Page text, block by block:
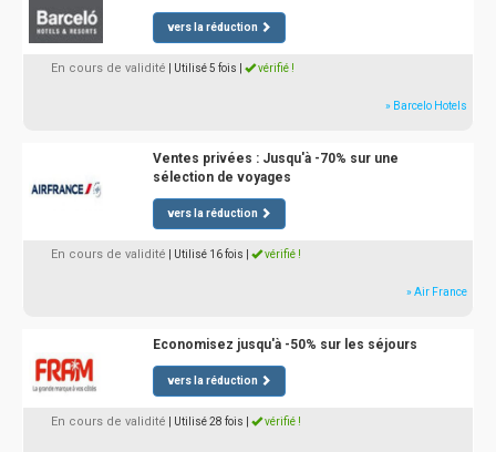
vers la réduction
En cours de validité | Utilisé 5 fois vérifié !
» Barcelo Hotels
Ventes privées : Jusqu'à -70% sur une
sélection de voyages
vers la réduction
En cours de validité | Utilisé 16 fois vérifié !
» Air France
Economisez jusqu'à -50% sur les séjours
vers la réduction
En cours de validité | Utilisé 28 fois vérifié !